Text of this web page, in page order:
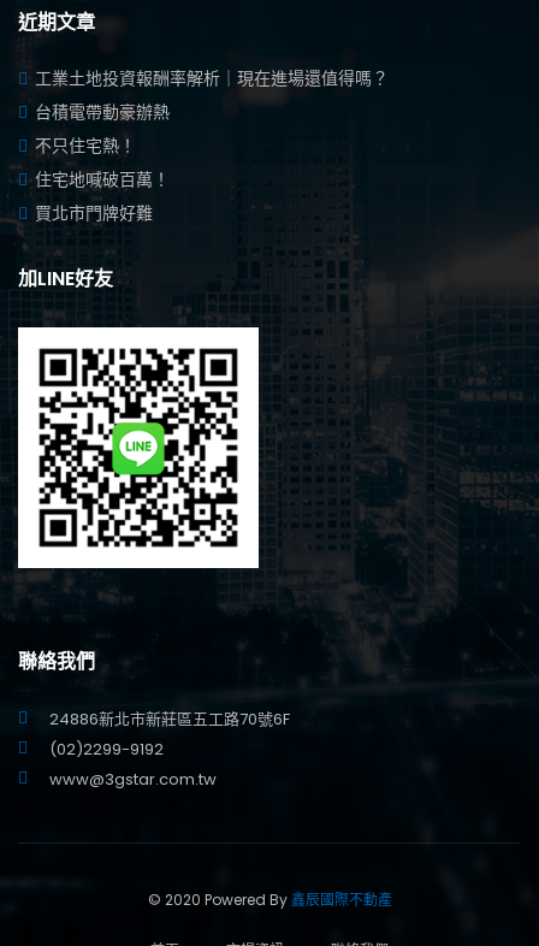
近期文章
工業土地投資報酬率解析｜現在進場還值得嗎？
台積電帶動豪辦熱
不只住宅熱！
住宅地喊破百萬！
買北市門牌好難
加LINE好友
聯絡我們
24886新北市新莊區五工路70號6F
(02)2299-9192
www@3gstar.com.tw
© 2020 Powered By鑫辰國際不動產